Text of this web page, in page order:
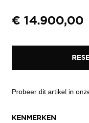
€ 14.900,00
Probeer dit artikel in
KENMERKEN